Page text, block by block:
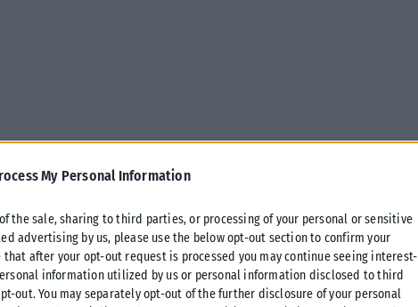
My Personal Information
the sale, sharing to third parties, or processing of your personal or sensitive
advertising by us, please use the below opt-out section to confirm your
that after your opt-out request is processed you may continue seeing interest-
information utilized by us or personal information disclosed to third
out. You may separately opt-out of the further disclosure of your personal